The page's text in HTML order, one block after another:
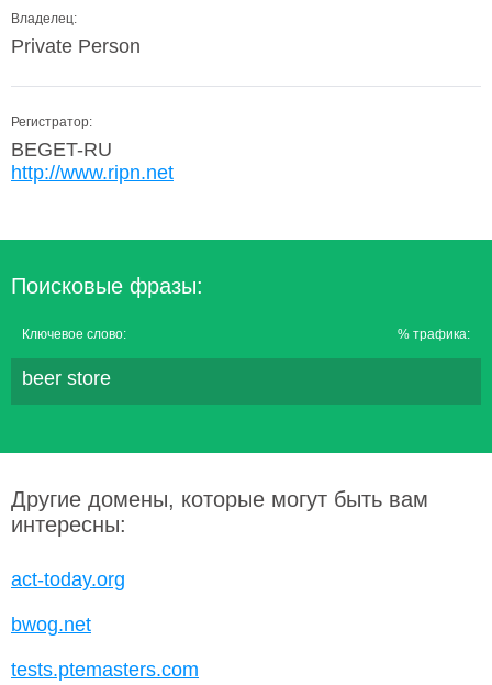
Владелец:
Private Person
Регистратор:
BEGET-RU
http://www.ripn.net
Поисковые фразы:
Ключевое слово: % трафика:
beer store
Другие домены, которые могут быть вам
интересны:
act-today.org
bwog.net
tests.ptemasters.com